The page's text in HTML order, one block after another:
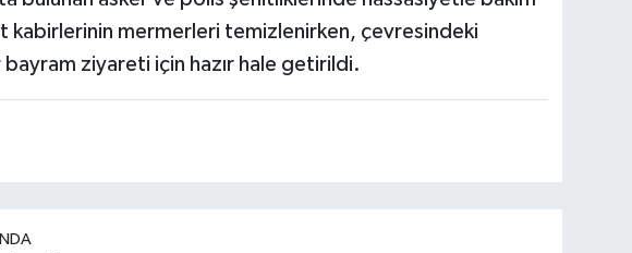
kabirlerinin mermerleri temizlenirken, çevresindeki
ziyareti için hazır hale getirildi.